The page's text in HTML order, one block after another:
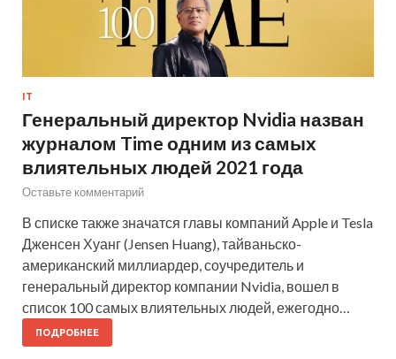
IT
Генеральный директор Nvidia назван
журналом Time одним из самых
влиятельных людей 2021 года
Оставьте комментарий
В списке также значатся главы компаний Apple и Tesla
Дженсен Хуанг (Jensen Huang), тайваньско-
американский миллиардер, соучредитель и
генеральный директор компании Nvidia, вошел в
список 100 самых влиятельных людей, ежегодно…
ПОДРОБНЕЕ